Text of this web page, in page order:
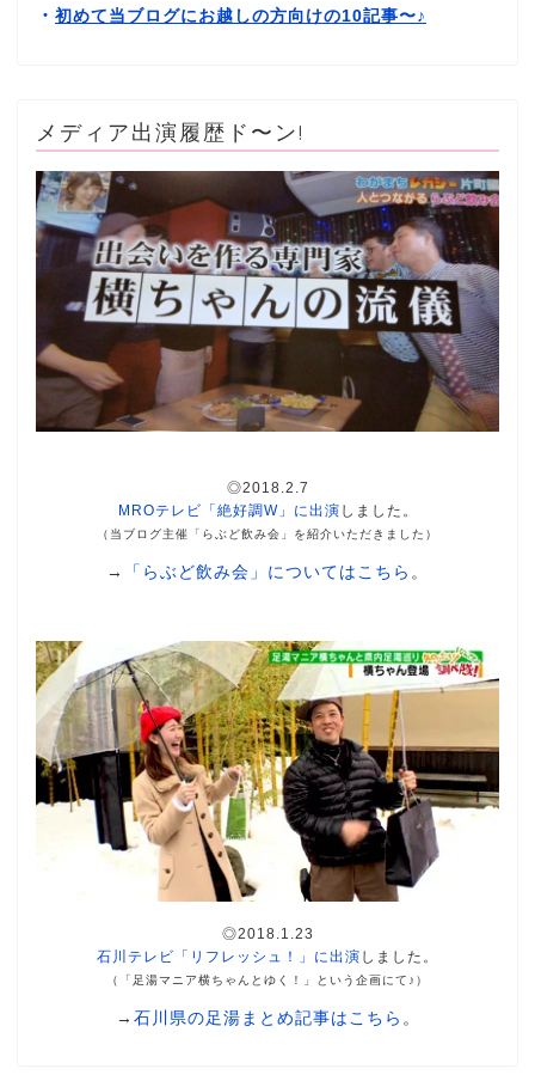
・ 初めて当ブログにお越しの方向けの10記事〜♪
メディア出演履歴ド〜ン!
◎2018.2.7
MROテレビ「絶好調W」に出演 しました。
（当ブログ主催「らぶど飲み会」を紹介いただきました）
→ 「らぶど飲み会」についてはこちら 。
◎2018.1.23
石川テレビ「リフレッシュ！」に出演 しました。
（「足湯マニア横ちゃんとゆく！」という企画にて♪）
→ 石川県の足湯まとめ記事はこちら 。